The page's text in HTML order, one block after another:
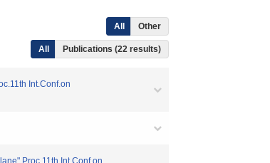
All Other
All Publications (22 results)
Int.Conf.on
Proc.11th Int.Conf.on